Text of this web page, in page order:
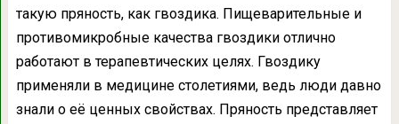
такую пряность, как гвоздика. Пищеварительные и
противомикробные качества гвоздики отлично
работают в терапевтических целях. Гвоздику
применяли в медицине столетиями, ведь люди давно
знали о её ценных свойствах. Пряность представляет